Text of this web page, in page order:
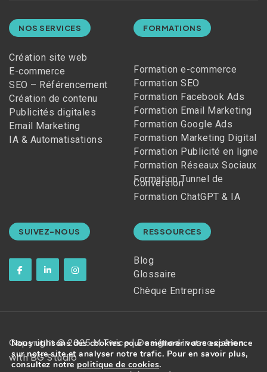
NOS SERVICES
Création site web
E-commerce
SEO – Référencement
Création de contenu
Publicités digitales
Email Marketing
IA & Automatisations
FORMATIONS
Formation e-commerce
Formation SEO
Formation Facebook Ads
Formation Email Marketing
Formation Google Ads
Formation Marketing Digital
Formation Publicité en ligne
Formation Réseaux Sociaux
Formation Tunnel de
Conversion
Formation ChatGPT & IA
SUIVEZ-NOUS RESSOURCES
Blog
Glossaire
Chèque Entreprise
Copyright © 2025 M Twice | Designed in association
with BG Studio
Nous utilisons des cookies pour améliorer votre expérience
sur notre site et analyser notre trafic. Pour en savoir plus,
consultez notrepolitique de cookies.